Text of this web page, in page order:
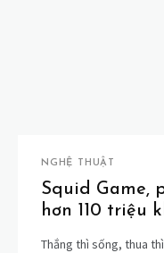
NGHỆ THUẬT
Squid Game,
hơn 110 triệu
Thắng thì sống, thua